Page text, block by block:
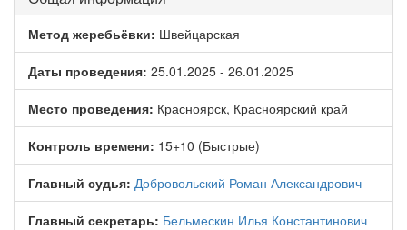
Метод жеребьёвки: Швейцарская
Даты проведения: 25.01.2025 - 26.01.2025
Место проведения: Красноярск, Красноярский край
Контроль времени: 15+10 (Быстрые)
Главный судья: Добровольский Роман Александрович
Главный секретарь: Бельмескин Илья Константинович